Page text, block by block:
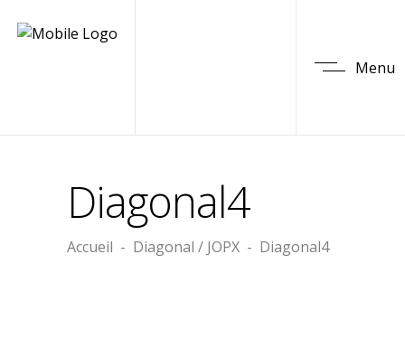
Menu
Diagonal4
Accueil - Diagonal / JOPX - Diagonal4